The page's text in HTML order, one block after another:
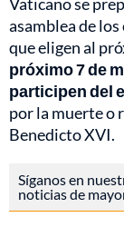
asamblea de
que eligen al
próximo 7 de
participen del
por la muerte o
Benedicto XVI.
Síganos en
noticias de